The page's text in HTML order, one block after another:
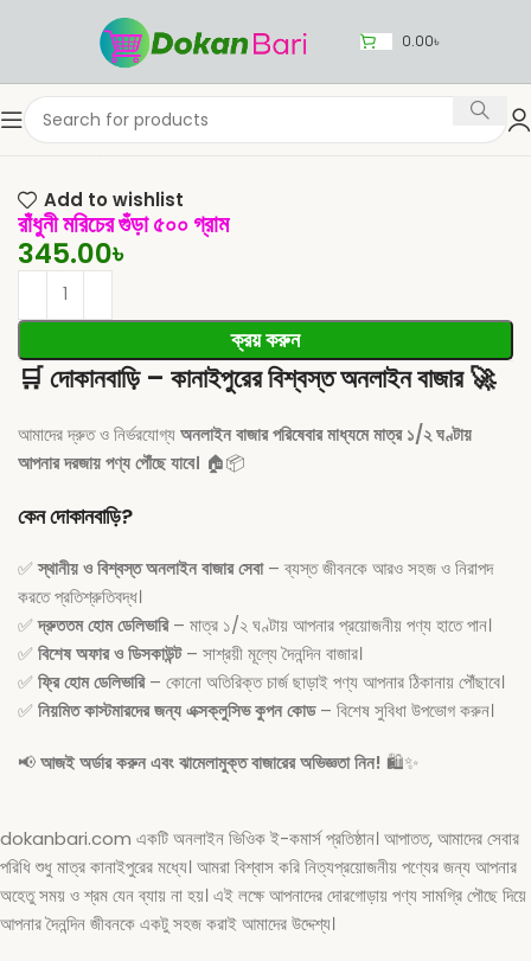
0.00৳
Home রান্নার সামগ্রী রান্না মশলা
Add to wishlist
রাঁধুনী মরিচের গুঁড়া ৫০০ গ্রাম
345.00৳
ক্রয় করুন
🛒দোকানবাড়ি – কানাইপুরের বিশ্বস্ত অনলাইন বাজার🚀
আমাদের দ্রুত ও নির্ভরযোগ্যঅনলাইন বাজার পরিষেবার মাধ্যমে মাত্র ১/২ ঘণ্টায়
আপনার দরজায় পণ্য পৌঁছে যাবে। 🏠📦
কেন দোকানবাড়ি?
✅স্থানীয় ও বিশ্বস্ত অনলাইন বাজার সেবা– ব্যস্ত জীবনকে আরও সহজ ও নিরাপদ
করতে প্রতিশ্রুতিবদ্ধ।
✅দ্রুততম হোম ডেলিভারি– মাত্র ১/২ ঘণ্টায় আপনার প্রয়োজনীয় পণ্য হাতে পান।
✅ বিশেষ অফার ও ডিসকাউন্ট– সাশ্রয়ী মূল্যে দৈনন্দিন বাজার।
✅ ফ্রি হোম ডেলিভারি– কোনো অতিরিক্ত চার্জ ছাড়াই পণ্য আপনার ঠিকানায় পৌঁছাবে।
✅ নিয়মিত কাস্টমারদের জন্য এক্সক্লুসিভ কুপন কোড– বিশেষ সুবিধা উপভোগ করুন।
📢আজই অর্ডার করুন এবং ঝামেলামুক্ত বাজারের অভিজ্ঞতা নিন! 🛍️✨
dokanbari.com একটি অনলাইন ভিওিক ই-কমার্স প্রতিষ্ঠান। আপাতত, আমাদের সেবার
পরিধি শুধু মাত্র কানাইপুরের মধ্যে। আমরা বিশ্বাস করি নিত্যপ্রয়োজনীয় পণ্যের জন্য আপনার
অহেতু সময় ও শ্রম যেন ব্যায় না হয়। এই লক্ষে আপনাদের দোরগোড়ায় পণ্য সামগ্রি পৌছে দিয়ে
আপনার দৈনন্দিন জীবনকে একটু সহজ করাই আমাদের উদ্দেশ্য।